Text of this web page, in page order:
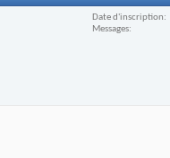
Date d'inscription
Messages